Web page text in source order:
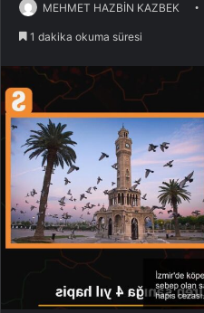
MEHMET HAZBİN KAZBEK
1 dakika okuma süresi